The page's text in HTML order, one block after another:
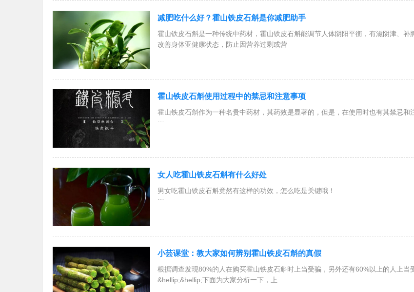
减肥吃什么好？霍山铁皮石斛是你减肥助手
霍山铁皮石斛是一种传统中药材，霍山铁皮石斛能调节人体阴阳平衡，有滋阴津、
改善身体亚健康状态，防止因营养过剩或营
霍山铁皮石斛使用过程中的禁忌和注意事项
霍山铁皮石斛作为一种名贵中药材，其药效是显著的，但是，在使用时也有其禁忌和
单一使用霍山铁皮石斛，是无须担心，可以放心使用的。
女人吃霍山铁皮石斛有什么好处
男女吃霍山铁皮石斛竟然有这样的功效，怎么吃是关键哦！
小芸课堂：教大家如何辨别霍山铁皮石斛的真假
根据调查发现80%的人在购买霍山铁皮石斛时上当受骗，另外还有60%以上的人上
&hellip;&hellip;下面为大家分析一下，上